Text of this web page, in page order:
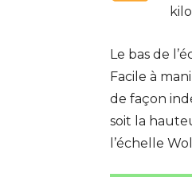
Le bas de
Facile à
de façon
soit la
l’échelle